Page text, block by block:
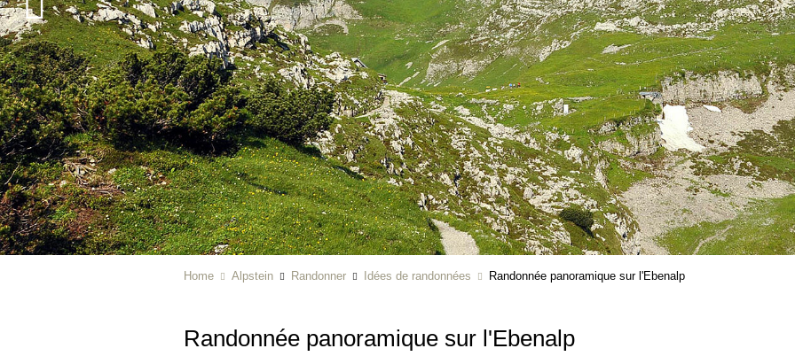
Home Alpstein Randonner Idées de randonnées Randonnée panoramique sur l'Ebenalp
Randonnée panoramique sur l'Ebenalp